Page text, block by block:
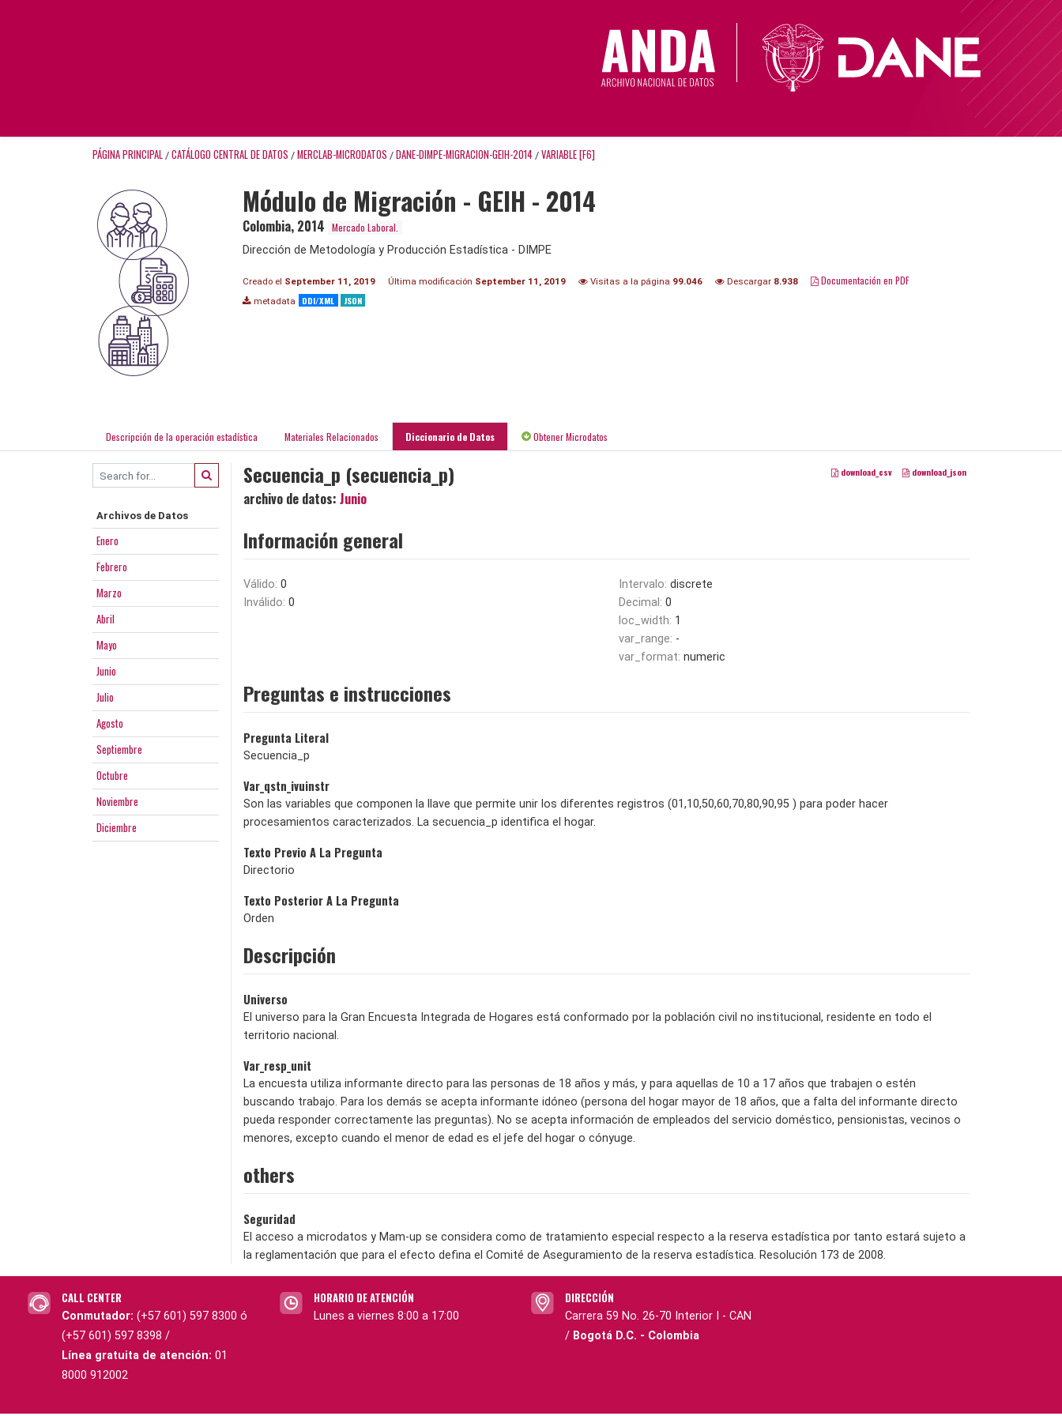
PÁGINA PRINCIPAL / CATÁLOGO CENTRAL DE DATOS / MERCLAB-MICRODATOS / DANE-DIMPE-MIGRACION-GEIH-2014 / VARIABLE [F6]
Módulo de Migración - GEIH - 2014
Colombia, 2014 Mercado Laboral.
Dirección de Metodología y Producción Estadística - DIMPE
Creado el September 11, 2019 Última modificación September 11, 2019 Visitas a la página 99.046 Descargar 8.938 Documentación en PDF
metadata DDI/XML JSON
Descripción de la operación estadística Materiales Relacionados Diccionario de Datos Obtener Microdatos
Archivos de Datos
Enero
Febrero
Marzo
Abril
Mayo
Junio
Julio
Agosto
Septiembre
Octubre
Noviembre
Diciembre
download_csv download_json
Secuencia_p (secuencia_p)
archivo de datos: Junio
Información general
Válido: 0
Inválido: 0
Intervalo: discrete
Decimal: 0
loc_width: 1
var_range: -
var_format: numeric
Preguntas e instrucciones
Pregunta Literal
Secuencia_p
Var_qstn_ivuinstr
Son las variables que componen la llave que permite unir los diferentes registros (01,10,50,60,70,80,90,95 ) para poder hacer
procesamientos caracterizados. La secuencia_p identifica el hogar.
Texto Previo A La Pregunta
Directorio
Texto Posterior A La Pregunta
Orden
Descripción
Universo
El universo para la Gran Encuesta Integrada de Hogares está conformado por la población civil no institucional, residente en todo el
territorio nacional.
Var_resp_unit
La encuesta utiliza informante directo para las personas de 18 años y más, y para aquellas de 10 a 17 años que trabajen o estén
buscando trabajo. Para los demás se acepta informante idóneo (persona del hogar mayor de 18 años, que a falta del informante directo
pueda responder correctamente las preguntas). No se acepta información de empleados del servicio doméstico, pensionistas, vecinos o
menores, excepto cuando el menor de edad es el jefe del hogar o cónyuge.
others
Seguridad
El acceso a microdatos y Mam-up se considera como de tratamiento especial respecto a la reserva estadística por tanto estará sujeto a
la reglamentación que para el efecto defina el Comité de Aseguramiento de la reserva estadística. Resolución 173 de 2008.
CALL CENTER
Conmutador: (+57 601) 597 8300 ó
(+57 601) 597 8398 /
Línea gratuita de atención: 01
8000 912002
HORARIO DE ATENCIÓN
Lunes a viernes 8:00 a 17:00
DIRECCIÓN
Carrera 59 No. 26-70 Interior I - CAN
/ Bogotá D.C. - Colombia